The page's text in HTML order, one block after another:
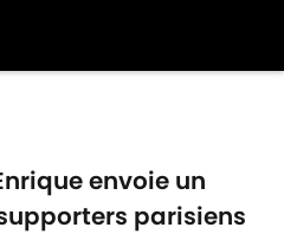
envoie un
parisiens